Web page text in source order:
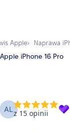
Apple› Naprawa
iPhone 16 Pro